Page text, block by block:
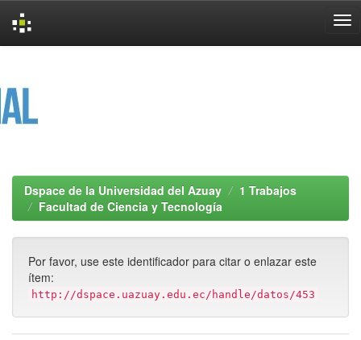
Dspace de la Universidad del Azuay
1 Trabajos
Facultad de Ciencia y Tecnología
Por favor, use este identificador para citar o enlazar este
ítem:
http://dspace.uazuay.edu.ec/handle/datos/453